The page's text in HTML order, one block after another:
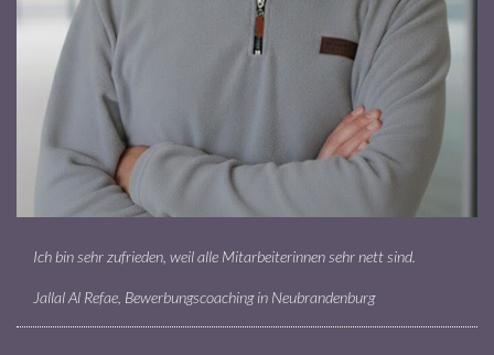
Ich bin sehr zufrieden, weil alle Mitarbeiterinnen sehr nett sind.
Jallal Al Refae, Bewerbungscoaching in Neubrandenburg